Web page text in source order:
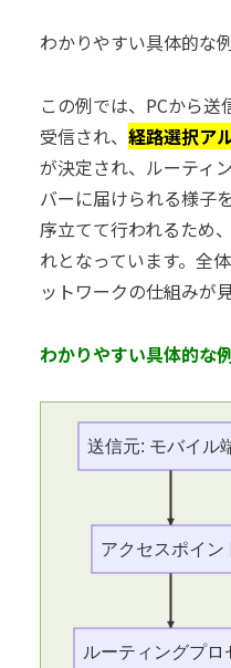
わかりやすい具体的な
この例では、PCから
受信され、 経路選択ア
が決定され、ルーティ
バーに届けられる様子
序立てて行われるため
れとなっています。全
ットワークの仕組みが
わかりやすい具体的な
送信元: モバイル
アクセスポイン
ルーティングプロ